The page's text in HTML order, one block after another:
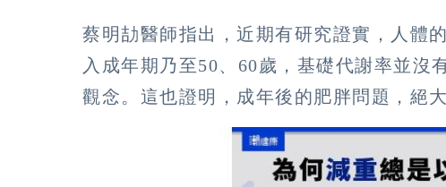
蔡明劼醫師指出，近期有研究證實，人體
入成年期乃至50、60歲，基礎代謝率並沒
觀念。這也證明，成年後的肥胖問題，絕